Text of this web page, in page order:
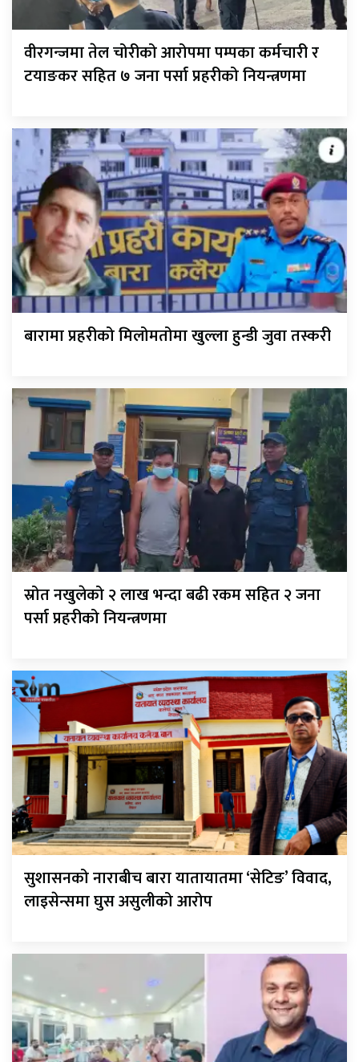
वीरगन्जमा तेल चोरीको आरोपमा पम्पका कर्मचारी र
टयाङकर सहित ७ जना पर्सा प्रहरीको नियन्त्रणमा
बारामा प्रहरीको मिलोमतोमा खुल्ला हुन्डी जुवा तस्करी
स्रोत नखुलेको २ लाख भन्दा बढी रकम सहित २ जना
पर्सा प्रहरीको नियन्त्रणमा
सुशासनको नाराबीच बारा यातायातमा ‘सेटिङ’ विवाद,
लाइसेन्समा घुस असुलीको आरोप